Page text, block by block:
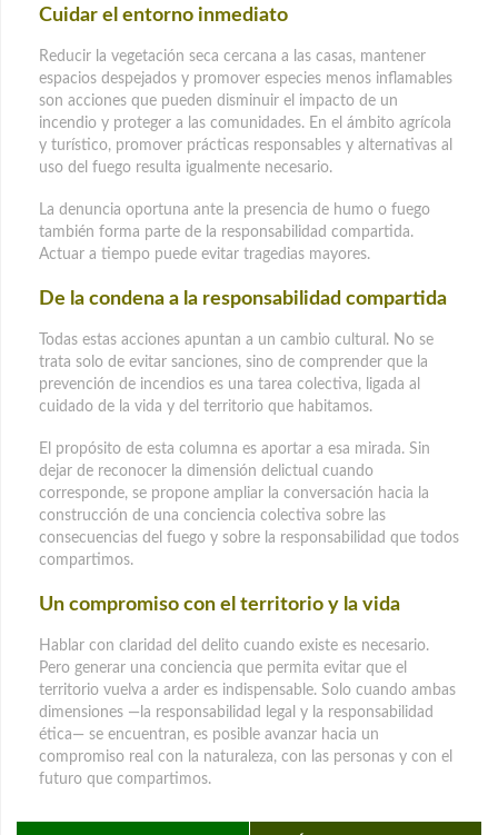
Cuidar el entorno inmediato
Reducir la vegetación seca cercana a las casas, mantener
espacios despejados y promover especies menos inflamables
son acciones que pueden disminuir el impacto de un
incendio y proteger a las comunidades. En el ámbito agrícola
y turístico, promover prácticas responsables y alternativas al
uso del fuego resulta igualmente necesario.
La denuncia oportuna ante la presencia de humo o fuego
también forma parte de la responsabilidad compartida.
Actuar a tiempo puede evitar tragedias mayores.
De la condena a la responsabilidad compartida
Todas estas acciones apuntan a un cambio cultural. No se
trata solo de evitar sanciones, sino de comprender que la
prevención de incendios es una tarea colectiva, ligada al
cuidado de la vida y del territorio que habitamos.
El propósito de esta columna es aportar a esa mirada. Sin
dejar de reconocer la dimensión delictual cuando
corresponde, se propone ampliar la conversación hacia la
construcción de una conciencia colectiva sobre las
consecuencias del fuego y sobre la responsabilidad que todos
compartimos.
Un compromiso con el territorio y la vida
Hablar con claridad del delito cuando existe es necesario.
Pero generar una conciencia que permita evitar que el
territorio vuelva a arder es indispensable. Solo cuando ambas
dimensiones —la responsabilidad legal y la responsabilidad
ética— se encuentran, es posible avanzar hacia un
compromiso real con la naturaleza, con las personas y con el
futuro que compartimos.